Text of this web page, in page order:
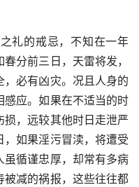
礼的戒忌，不知在一年
分前三日，天雷将发，
必有凶灾。况且人身的
应。如果在不适当的时
损，远较其他时日走泄严
如果淫污冒渎，将遭受
循谨忠厚，却常有多病
减的祸报，这些往往都